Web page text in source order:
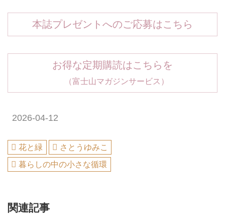
本誌プレゼントへのご応募はこちら
お得な定期購読はこちらを
（富士山マガジンサービス）
2026-04-12
花と緑
さとうゆみこ
暮らしの中の小さな循環
関連記事